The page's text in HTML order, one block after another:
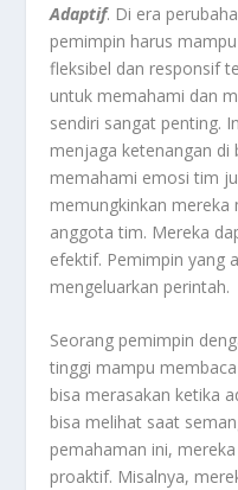
Adaptif. Di era
pemimpin harus
fleksibel dan responsif
untuk memahami dan
sendiri sangat penting.
menjaga ketenangan di
memahami emosi tim
memungkinkan mereka
anggota tim. Mereka
efektif. Pemimpin yang
mengeluarkan perintah.
Seorang pemimpin
tinggi mampu
bisa merasakan ketika
bisa melihat saat
pemahaman ini,
proaktif. Misalnya,